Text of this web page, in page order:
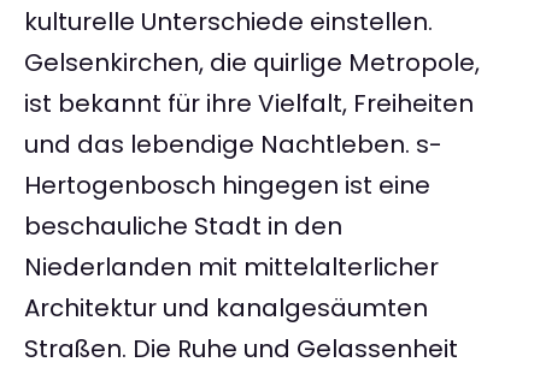
kulturelle Unterschiede einstellen.
Gelsenkirchen, die quirlige Metropole,
ist bekannt für ihre Vielfalt, Freiheiten
und das lebendige Nachtleben. s-
Hertogenbosch hingegen ist eine
beschauliche Stadt in den
Niederlanden mit mittelalterlicher
Architektur und kanalgesäumten
Straßen. Die Ruhe und Gelassenheit